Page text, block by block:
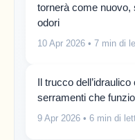
tornerà come
odori
10 Apr 2026 • 7 min di
Il trucco
serramenti che
9 Apr 2026 • 6 min di